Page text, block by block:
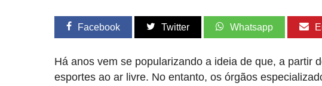
Facebook Twitter Whatsapp
Há anos vem se popularizando a ideia de que, a partir
esportes ao ar livre. No entanto, os órgãos